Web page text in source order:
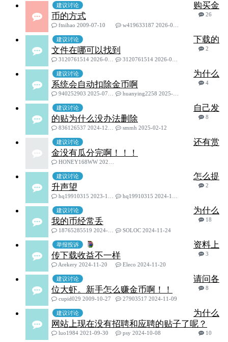
建议讨论
购买金
币的方式
26
ftnihao 2009-07-10
w419633187 2026-05-16
建议讨论
下载的
文件在哪可以找到
2
3120761514 2026-01-06
3120761514 2026-01-06
建议讨论
为什么
系统会自动扣除金币啊
4
940252903 2025-07-23
huanying2258 2025-07-27
建议讨论
自己发
的贴为什么没办法删除
8
836126537 2024-12-26
smmh 2025-02-12
建议讨论
还有赏
金没有瓜分完啊！！！
HONEY168WW 2025-01-04
建议讨论
怎么提
升声望
2
hq19910315 2023-11-23
hq19910315 2024-11-27
建议讨论
为什么
我的币经常丢
18
18765285519 2024-11-14
SOLOC 2024-11-24
举报投诉
资料上
传下载收益不一样
3
Arekery 2024-11-20
Eleco 2024-11-20
建议讨论
请问各
位大虾。新手怎么赚金币啊！！
8
cupid029 2009-10-27
27903517 2024-11-09
建议讨论
为什么
网站上现在没有招聘和应聘的贴子了呢？
10
luo1984 2021-09-30 psy 2024-10-08